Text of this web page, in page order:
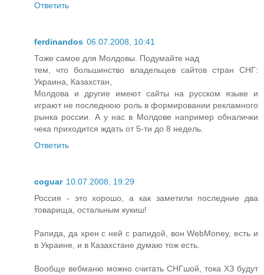
Ответить
ferdinandos 06.07.2008, 10:41
Тоже самое для Молдовы. Подумайте над
тем, что большинство владельцев сайтов стран СНГ:
Украина, Казахстан,
Молдова и другие имеют сайты на русском языке и
играют не последнюю роль в формировании рекламного
рынка россии. А у нас в Молдове например обналички
чека приходится ждать от 5-ти до 8 недель.
Ответить
coguar 10.07.2008, 19:29
Россия - это хорошо, а как заметили последние два
товарища, остальным кукиш!
Рапида, да хрен с ней с рапидой, вон WebMoney, есть и
в Украине, и в Казахстане думаю тож есть.
Вообще вебманю можно считать СНГшой, тока ХЗ будут